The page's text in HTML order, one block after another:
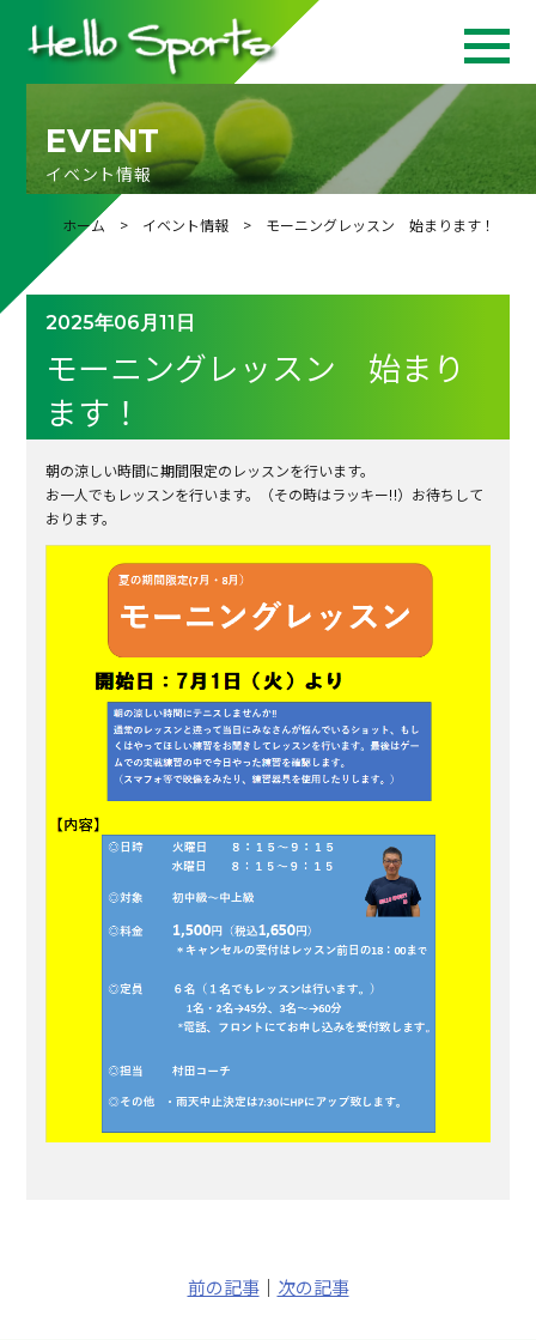
EVENT
イベント情報
ホーム > イベント情報> モーニングレッスン 始まります！
2025年06月11日
モーニングレッスン 始まり
ます！
朝の涼しい時間に期間限定のレッスンを行います。
お一人でもレッスンを行います。（その時はラッキー‼）お待ちして
おります。
前の記事｜ 次の記事